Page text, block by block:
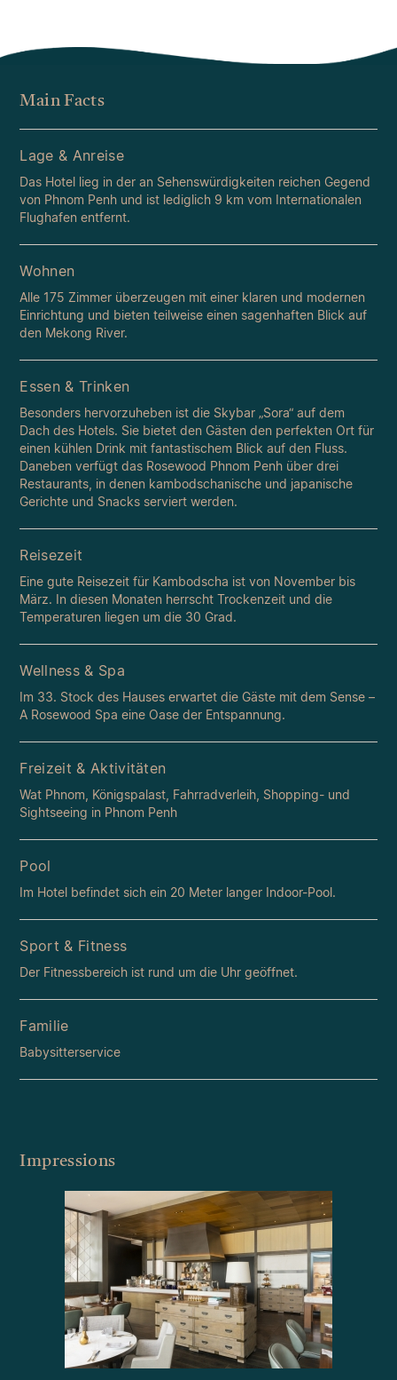
Main Facts
Lage & Anreise
Das Hotel lieg in der an Sehenswürdigkeiten reichen Gegend
von Phnom Penh und ist lediglich 9 km vom Internationalen
Flughafen entfernt.
Wohnen
Alle 175 Zimmer überzeugen mit einer klaren und modernen
Einrichtung und bieten teilweise einen sagenhaften Blick auf
den Mekong River.
Essen & Trinken
Besonders hervorzuheben ist die Skybar „Sora“ auf dem
Dach des Hotels. Sie bietet den Gästen den perfekten Ort für
einen kühlen Drink mit fantastischem Blick auf den Fluss.
Daneben verfügt das Rosewood Phnom Penh über drei
Restaurants, in denen kambodschanische und japanische
Gerichte und Snacks serviert werden.
Reisezeit
Eine gute Reisezeit für Kambodscha ist von November bis
März. In diesen Monaten herrscht Trockenzeit und die
Temperaturen liegen um die 30 Grad.
Wellness & Spa
Im 33. Stock des Hauses erwartet die Gäste mit dem Sense –
A Rosewood Spa eine Oase der Entspannung.
Freizeit & Aktivitäten
Wat Phnom, Königspalast, Fahrradverleih, Shopping- und
Sightseeing in Phnom Penh
Pool
Im Hotel befindet sich ein 20 Meter langer Indoor-Pool.
Sport & Fitness
Der Fitnessbereich ist rund um die Uhr geöffnet.
Familie
Babysitterservice
Impressions